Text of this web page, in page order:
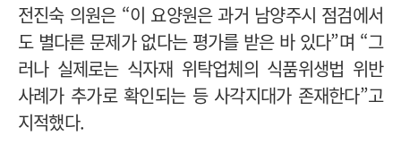
전진숙 의원은 “이 요양원은 과거 남양주시 점검에서
도 별다른 문제가 없다는 평가를 받은 바 있다”며 “그
러나 실제로는 식자재 위탁업체의 식품위생법 위반
사례가 추가로 확인되는 등 사각지대가 존재한다”고
지적했다.